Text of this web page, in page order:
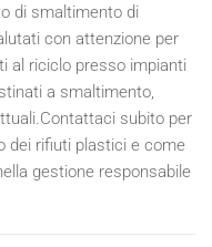
di smaltimento di
con attenzione per
al riciclo presso impianti
a smaltimento,
subito per
dei rifiuti plastici e come
gestione responsabile